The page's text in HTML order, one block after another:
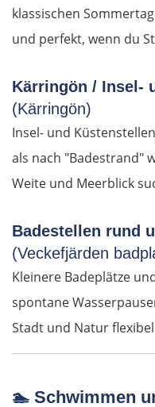
klassischen
und perfekt, wenn du
Kärringön / Insel-
(Kärringön)
Insel- und
als nach "Badestrand"
Weite und Meerblick
Badestellen rund
(Veckefjärden
Kleinere Badeplätze
spontane
Stadt und Natur
🏊 Schwimmen
Alicante
Águilas
Almería
Motril
Málaga
Marbella
Gibraltar
Jerez de la
Sevilla